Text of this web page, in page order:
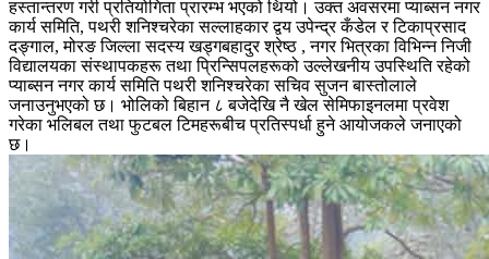
हस्तान्तरण गरी प्रतियोगिता प्रारम्भ भएको थियो। उक्त अवसरमा प्याब्सन नगर
कार्य समिति, पथरी शनिश्चरेका सल्लाहकार द्वय उपेन्द्र कँडेल र टिकाप्रसाद
दङ्गाल, मोरङ जिल्ला सदस्य खड्गबहादुर श्रेष्ठ , नगर भित्रका विभिन्न निजी
विद्यालयका संस्थापकहरू तथा प्रिन्सिपलहरूको उल्लेखनीय उपस्थिति रहेको
प्याब्सन नगर कार्य समिति पथरी शनिश्चरेका सचिव सुजन बास्तोलाले
जनाउनुभएको छ। भोलिको बिहान ८ बजेदेखि नै खेल सेमिफाइनलमा प्रवेश
गरेका भलिबल तथा फुटबल टिमहरूबीच प्रतिस्पर्धा हुने आयोजकले जनाएको
छ।